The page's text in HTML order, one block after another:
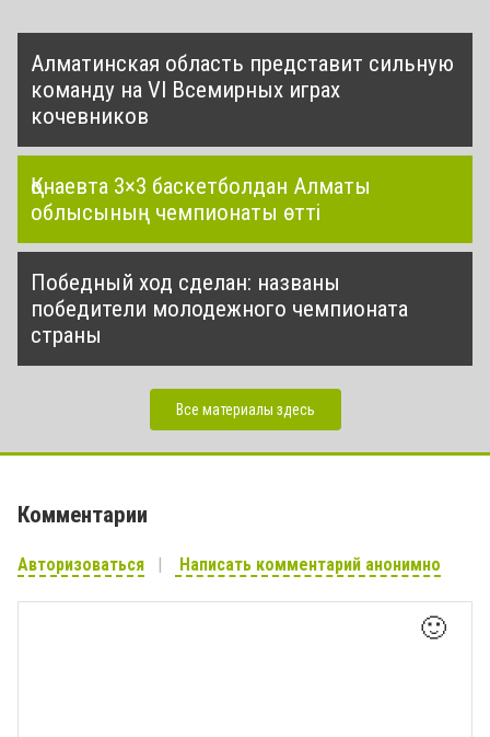
Алматинская область представит сильную
команду на VI Всемирных играх
кочевников
Қонаевта 3×3 баскетболдан Алматы
облысының чемпионаты өтті
Победный ход сделан: названы
победители молодежного чемпионата
страны
Все материалы здесь
Комментарии
Авторизоваться Написать комментарий анонимно
🙂